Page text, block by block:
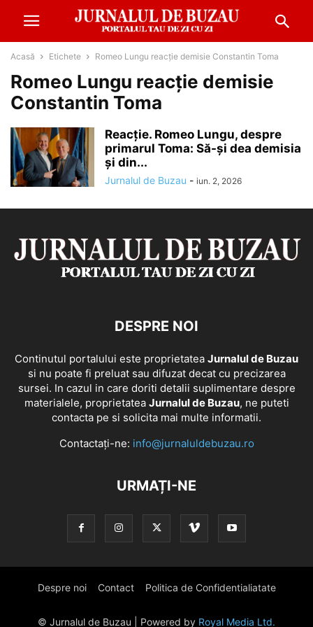
Acasă Etichete Romeo Lungu reacție demisie Constantin Toma
Romeo Lungu reacție demisie
Constantin Toma
Reacție. Romeo Lungu, despre
primarul Toma: Să-și dea demisia
și din...
Jurnalul de Buzau - iun. 2, 2026
DESPRE NOI
Continutul portalului este proprietatea Jurnalul de Buzau
si nu poate fi preluat sau difuzat decat cu precizarea
sursei. In cazul in care doriti detalii suplimentare despre
materialele, proprietatea Jurnalul de Buzau, ne puteti
contacta pe si solicita mai multe informatii.
Contactați-ne: info@jurnaluldebuzau.ro
URMAȚI-NE
Despre noi Contact Politica de Confidentialiatate
© Jurnalul de Buzau | Powered by Royal Media Ltd.